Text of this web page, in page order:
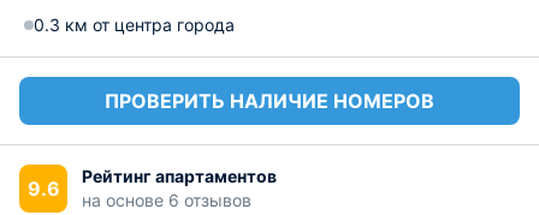
0.3 км от центра города
ПРОВЕРИТЬ НАЛИЧИЕ НОМЕРОВ
9.6
Рейтинг апартаментов
на основе 6 отзывов